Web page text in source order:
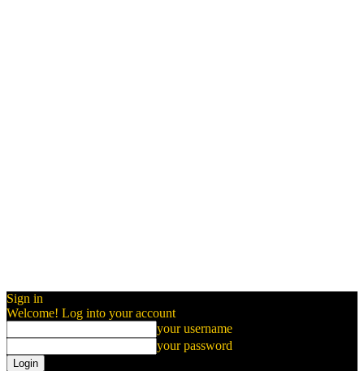
Sign in
Welcome! Log into your account
your username
your password